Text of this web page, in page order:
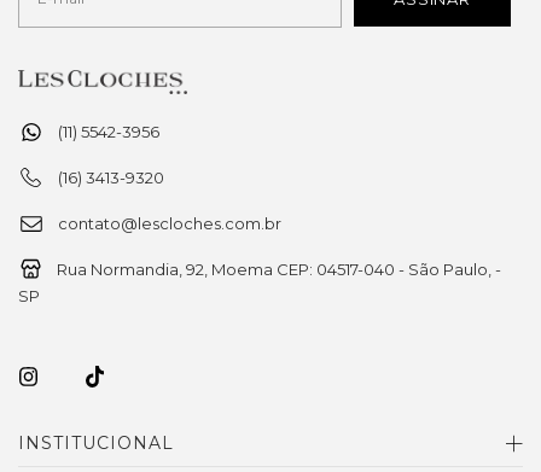
(11) 5542-3956
(16) 3413-9320
contato@lescloches.com.br
Rua Normandia, 92, Moema CEP: 04517-040 - São Paulo, -
SP
INSTITUCIONAL